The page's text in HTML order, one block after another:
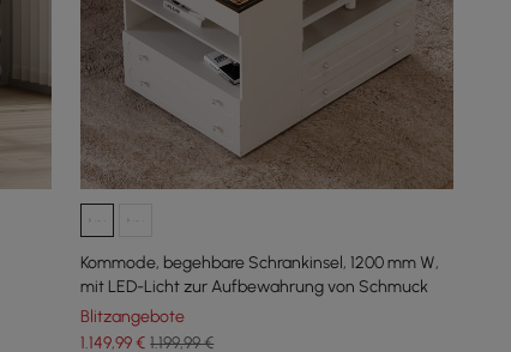
Kommode, begehbare Schrankinsel, 1200 mm W,
mit LED-Licht zur Aufbewahrung von Schmuck
Blitzangebote
1.149,99€ 1.199,99 €